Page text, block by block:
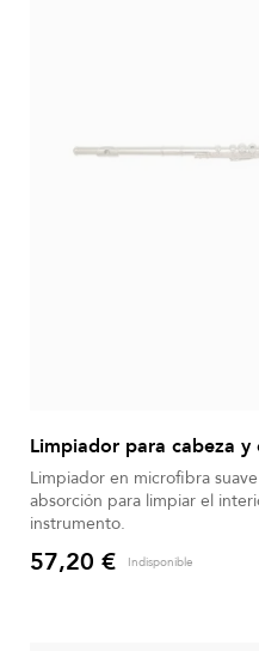
Limpiador para cabeza
Limpiador en microfibra
absorción para limpiar el
instrumento.
Precio
57,20 € Indisponible